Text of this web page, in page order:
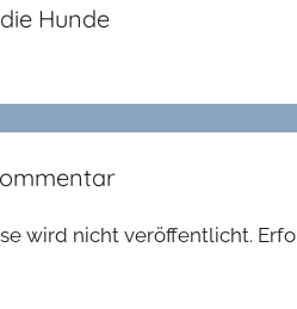
Hunde
wird nicht veröffentlicht.